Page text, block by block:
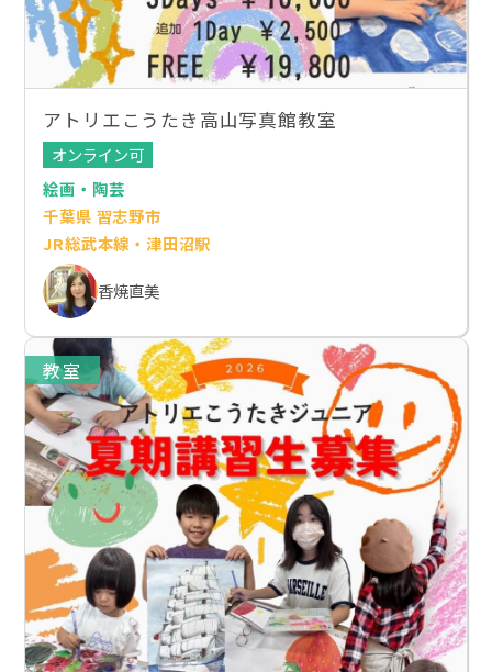
アトリエこうたき高山写真館教室
オンライン可
絵画・陶芸
千葉県 習志野市
JR総武本線・津田沼駅
香焼直美
教室